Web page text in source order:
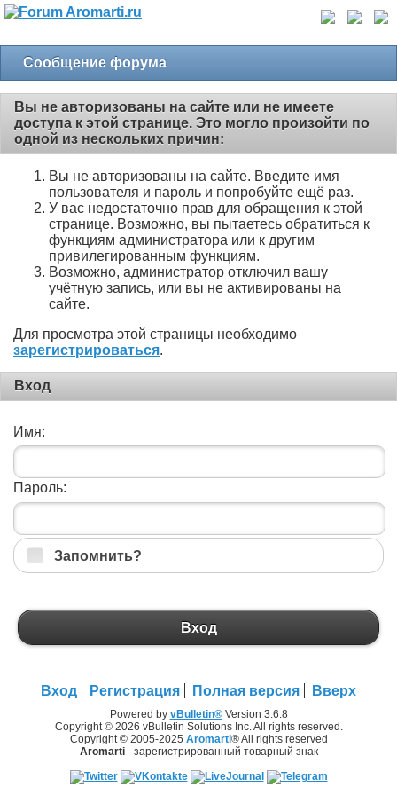
Сообщение форума
Вы не авторизованы на сайте или не имеете
доступа к этой странице. Это могло произойти по
одной из нескольких причин:
Вы не авторизованы на сайте. Введите имя
пользователя и пароль и попробуйте ещё раз.
У вас недостаточно прав для обращения к этой
странице. Возможно, вы пытаетесь обратиться к
функциям администратора или к другим
привилегированным функциям.
Возможно, администратор отключил вашу
учётную запись, или вы не активированы на
сайте.
Для просмотра этой страницы необходимо
зарегистрироваться.
Вход
Имя:
Пароль:
Запомнить?
Вход
Вход Регистрация Полная версия Вверх
Powered by vBulletin®Version 3.6.8
Copyright © 2026 vBulletin Solutions Inc. All rights reserved.
Copyright © 2005-2025 Aromarti® All rights reserved
Aromarti- зарегистрированный товарный знак